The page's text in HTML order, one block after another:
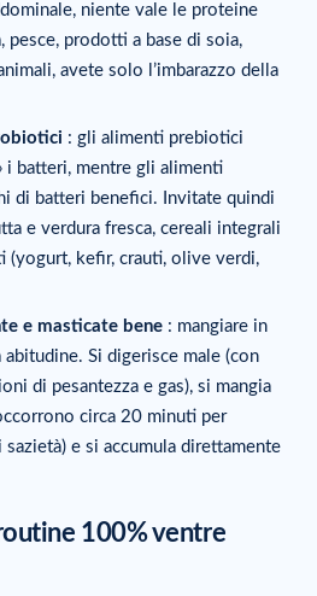
niente vale le proteine
pesce, prodotti a base di soia,
avete solo l’imbarazzo della
: gli alimenti prebiotici
i batteri, mentre gli alimenti
di batteri benefici. Invitate quindi
e verdura fresca, cereali integrali
(yogurt, kefir, crauti, olive verdi,
e masticate bene : mangiare in
abitudine. Si digerisce male (con
di pesantezza e gas), si mangia
circa 20 minuti per
e si accumula direttamente
100% ventre